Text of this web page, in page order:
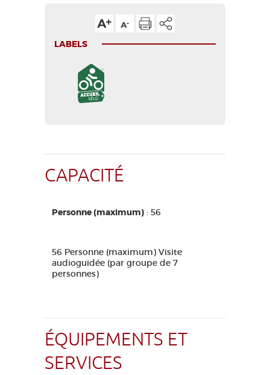
LABELS
CAPACITÉ
Personne (maximum) : 56
56 Personne (maximum) Visite
audioguidée (par groupe de 7
personnes)
ÉQUIPEMENTS ET
SERVICES